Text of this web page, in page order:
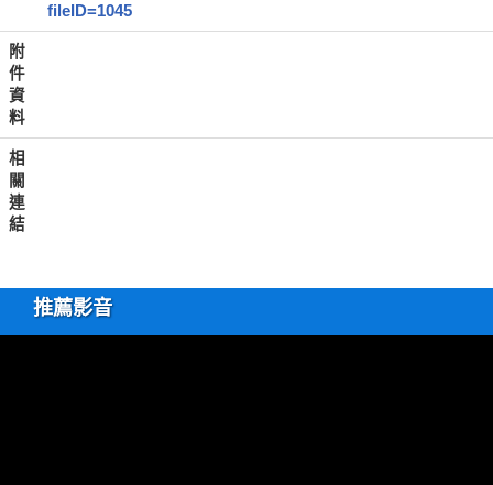
fileID=1045
附
件
資
料
相
關
連
結
推薦影音